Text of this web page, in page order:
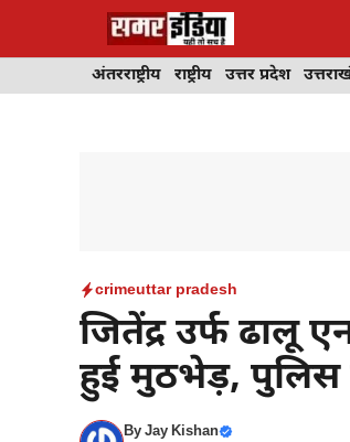
अंतरराष्ट्रीय राष्ट्रीय उत्तर प्रदेश
crimeuttar pradesh
जितेंद्र उर्फ ढालू
हुई मुठभेड़, पुलिस
ByJay Kishan